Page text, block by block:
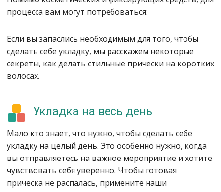
процесса вам могут потребоваться:
Если вы запаслись необходимым для того, чтобы
сделать себе укладку, мы расскажем некоторые
секреты, как делать стильные прически на коротких
волосах.
Укладка на весь день
Мало кто знает, что нужно, чтобы сделать себе
укладку на целый день. Это особенно нужно, когда
вы отправляетесь на важное мероприятие и хотите
чувствовать себя уверенно. Чтобы готовая
прическа не распалась, примените наши